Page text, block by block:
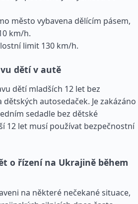
město vybavena dělícím pásem,
km/h.
limit 130 km/h.
dětí v autě
dětí mladších 12 let bez
autosedaček. Je zakázáno
sedadle bez dětské
12 let musí používat bezpečnostní
o řízení na Ukrajině během
na některé nečekané situace,